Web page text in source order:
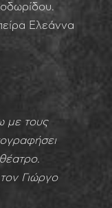
Ελεάννα
με τους
Γιώργο